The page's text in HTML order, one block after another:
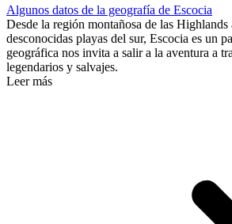
Algunos datos de la geografía de Escocia
Desde la región montañosa de las Highlands
desconocidas playas del sur, Escocia es un
geográfica nos invita a salir a la aventura a
legendarios y salvajes.
Leer más